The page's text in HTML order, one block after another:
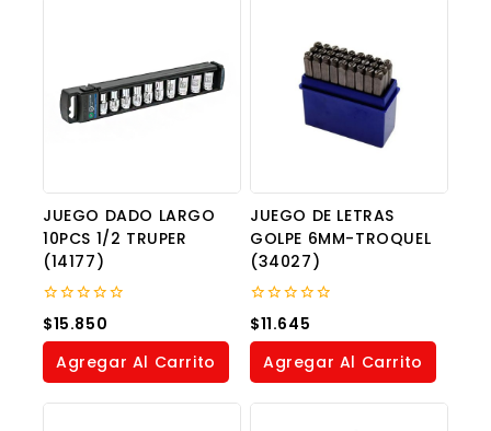
JUEGO DADO LARGO
10PCS 1/2 TRUPER
(14177)
0
out
of
$15.850
Agregar Al Carrito
JUEGO DE LETRAS
GOLPE 6MM-TROQUEL
(34027)
0
out
of
$11.645
Agregar Al Carrito